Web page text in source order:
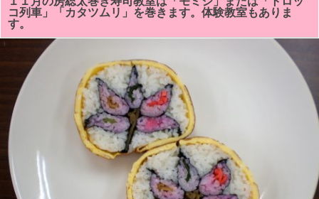
は
総
太
巻
き
教
定
で
す。
体
教
室
も
あ
り
コ列車」「カタツムリ」を巻きます。体験教室もありま
す。